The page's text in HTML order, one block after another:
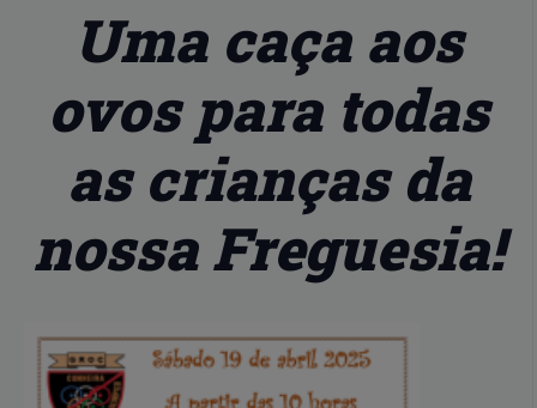
Uma caça aos
ovos para todas
as crianças da
nossa Freguesia!